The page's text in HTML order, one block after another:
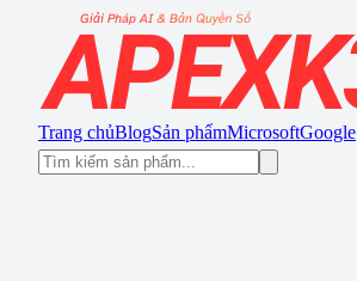
Trang chủBlogSản phẩmMicrosoftGoogle